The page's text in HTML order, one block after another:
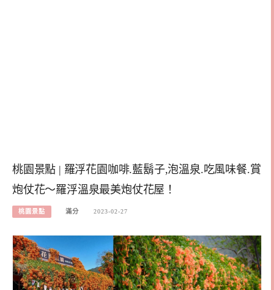
桃園景點 | 羅浮花園咖啡.藍鬍子,泡溫泉.吃風味餐.賞
炮仗花～羅浮溫泉最美炮仗花屋！
桃園景點 滿分 2023-02-27